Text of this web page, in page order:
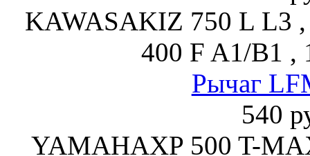
KAWASAKIZ 750 L L3 ,
400 F A1/B1 ,
Рычаг
540
YAMAHAXP 500 T-